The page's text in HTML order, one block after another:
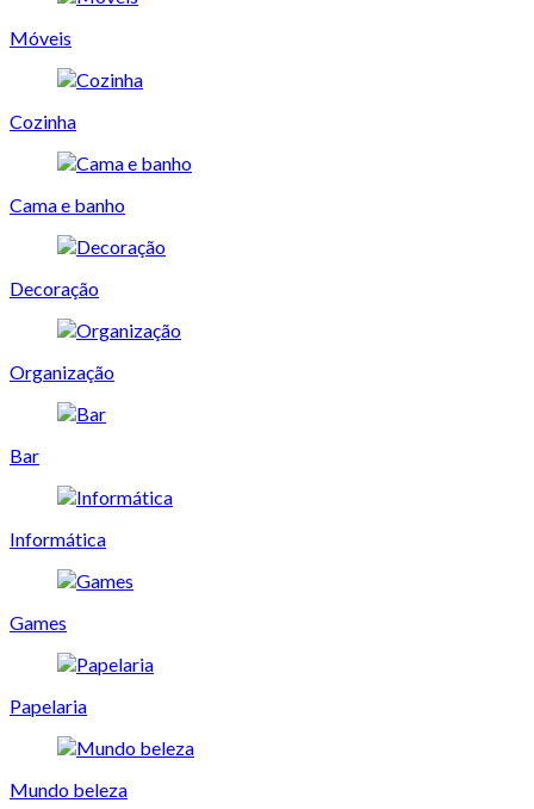
Móveis
Cozinha
Cama e banho
Decoração
Organização
Bar
Informática
Games
Papelaria
Mundo beleza